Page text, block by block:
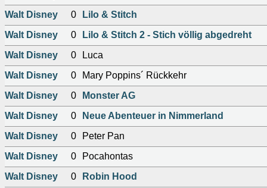
Walt Disney
0
Lilo & Stitch
Walt Disney
0
Lilo & Stitch 2 - Stich völlig abgedreht
Walt Disney
0
Luca
Walt Disney
0
Mary Poppins´ Rückkehr
Walt Disney
0
Monster AG
Walt Disney
0
Neue Abenteuer in Nimmerland
Walt Disney
0
Peter Pan
Walt Disney
0
Pocahontas
Walt Disney
0
Robin Hood